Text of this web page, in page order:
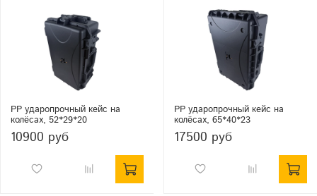
PP ударопрочный кейс на
колёсах, 52*29*20
10900 руб
PP ударопрочный кейс на
колёсах, 65*40*23
17500 руб